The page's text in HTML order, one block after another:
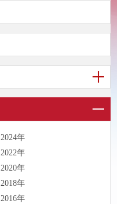
2024年
2022年
2020年
2018年
2016年